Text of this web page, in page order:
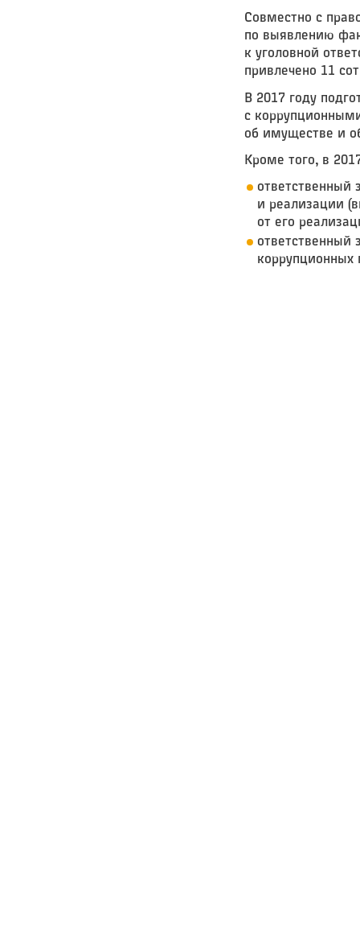
Совместно с
по выявлению
к уголовной
привлечено 11
В 2017 году
с
об имуществе и
Кроме того, в
ответственный
и реализации
от его
ответственный
коррупционных